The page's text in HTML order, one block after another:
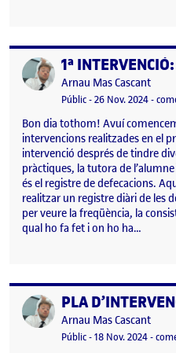
Publicat per
Publicat per
Arnau Mas Cascant
Visibilitat:
Públic-Data de publicació
26 Nov. 2024-
Bon dia tothom! Avuí
intervencions realitzades en el
intervenció després de tindre
pràctiques, la tutora de
és el registre de defecacions.
realitzar un registre diàri de les
per veure la freqüència, la
qual ho fa fet i on ho ha…
Publicat perPLA
Publicat per
Arnau Mas Cascant
Visibilitat:
Públic-Data de publicació
18 Nov. 2024-